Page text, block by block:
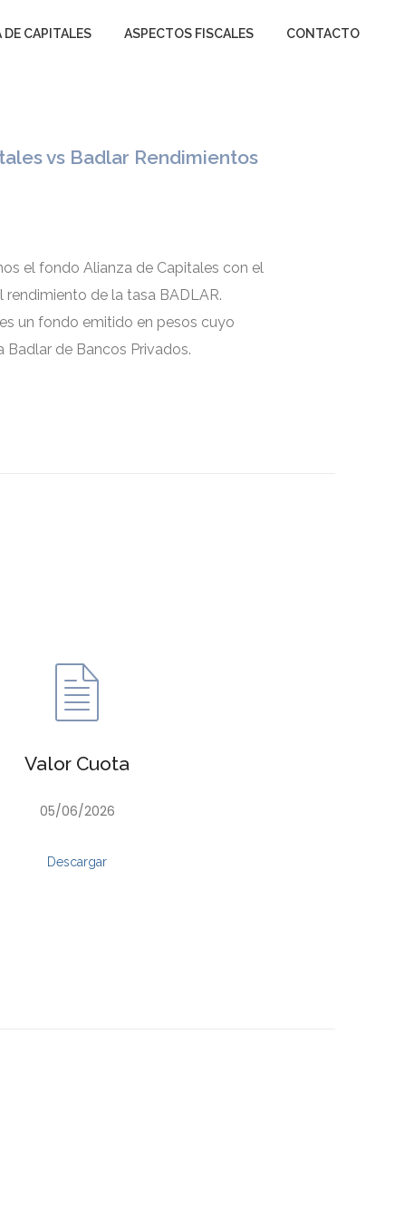
CAPITALES ASPECTOS FISCALES CONTACTO
vs Badlar Rendimientos
el fondo Alianza de Capitales con el
rendimiento de la tasa BADLAR.
un fondo emitido en pesos cuyo
Badlar de Bancos Privados.
Valor Cuota
05/06/2026
Descargar